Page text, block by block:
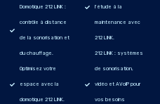
Domotique 212 LINK :
contrôle à distance
de la sonorisation et
du chauffage.
Optimisez votre
espace avec la
domotique 212 LINK.
l'étude à la
maintenance avec
212 LINK.
212 LINK : systèmes
de sonorisation,
vidéo et AVoIP pour
vos besoins